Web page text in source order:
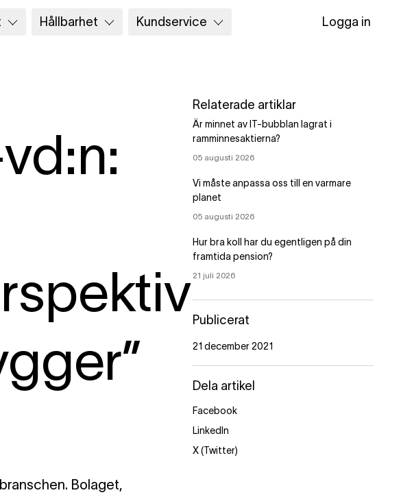
Hållbarhet Kundservice Logga in
Bolaget,
Relaterade artiklar
Är minnet av IT-bubblan lagrat i
ramminnesaktierna?
05 augusti 2026
Vi måste anpassa oss till en varmare
planet
05 augusti 2026
Hur bra koll har du egentligen på din
framtida pension?
21 juli 2026
Publicerat
21 december 2021
Dela artikel
Facebook
LinkedIn
X (Twitter)